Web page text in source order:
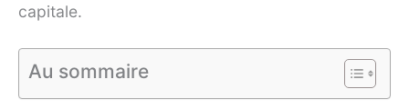
capitale.
Au sommaire